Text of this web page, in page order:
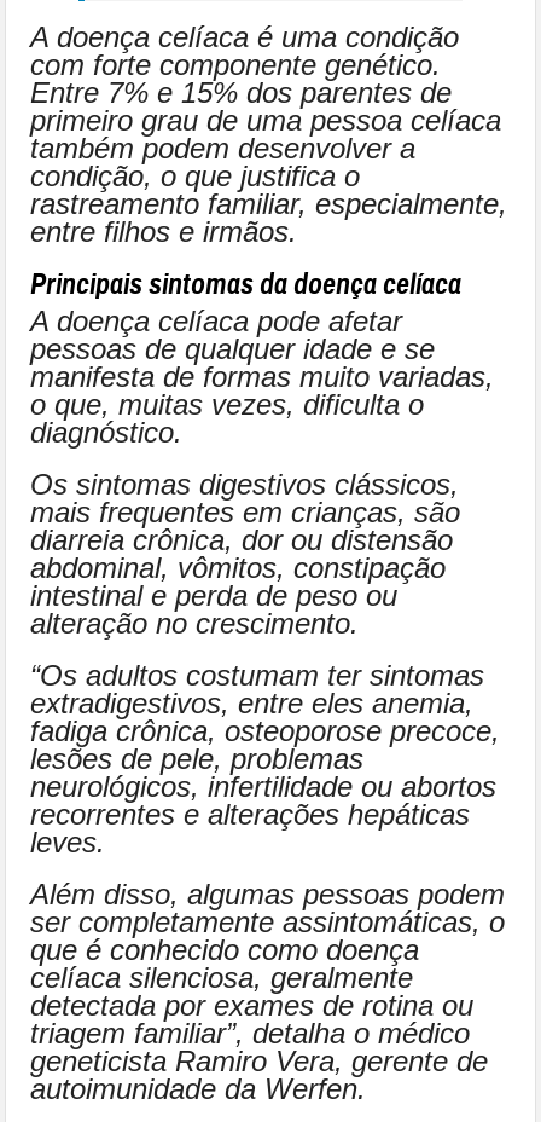
A doença celíaca é uma condição
com forte componente genético.
Entre 7% e 15% dos parentes de
primeiro grau de uma pessoa celíaca
também podem desenvolver a
condição, o que justifica o
rastreamento familiar, especialmente,
entre filhos e irmãos.
Principais sintomas da doença celíaca
A doença celíaca pode afetar
pessoas de qualquer idade e se
manifesta de formas muito variadas,
o que, muitas vezes, dificulta o
diagnóstico.
Os sintomas digestivos clássicos,
mais frequentes em crianças, são
diarreia crônica, dor ou distensão
abdominal, vômitos, constipação
intestinal e perda de peso ou
alteração no crescimento.
“Os adultos costumam ter sintomas
extradigestivos, entre eles anemia,
fadiga crônica, osteoporose precoce,
lesões de pele, problemas
neurológicos, infertilidade ou abortos
recorrentes e alterações hepáticas
leves.
Além disso, algumas pessoas podem
ser completamente assintomáticas, o
que é conhecido como doença
celíaca silenciosa, geralmente
detectada por exames de rotina ou
triagem familiar”, detalha o médico
geneticista Ramiro Vera, gerente de
autoimunidade da Werfen.